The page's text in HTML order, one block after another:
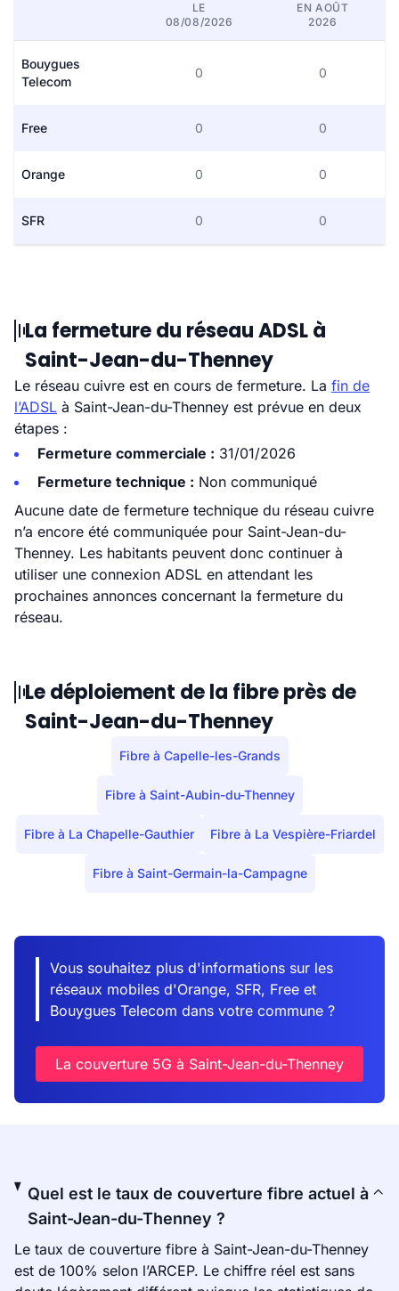
LE
08/08/2026
EN AOÛT
2026
Bouygues
Telecom
0 0
Free 0 0
Orange 0 0
SFR 0 0
La fermeture du réseau ADSL à
Saint-Jean-du-Thenney
Le réseau cuivre est en cours de fermeture. La fin de
l’ADSL à Saint-Jean-du-Thenney est prévue en deux
étapes :
Fermeture commerciale : 31/01/2026
Fermeture technique : Non communiqué
Aucune date de fermeture technique du réseau cuivre
n’a encore été communiquée pour Saint-Jean-du-
Thenney. Les habitants peuvent donc continuer à
utiliser une connexion ADSL en attendant les
prochaines annonces concernant la fermeture du
réseau.
Le déploiement de la fibre près de
Saint-Jean-du-Thenney
Fibre à Capelle-les-Grands
Fibre à Saint-Aubin-du-Thenney
Fibre à La Chapelle-Gauthier Fibre à La Vespière-Friardel
Fibre à Saint-Germain-la-Campagne
Vous souhaitez plus d'informations sur les
réseaux mobiles d'Orange, SFR, Free et
Bouygues Telecom dans votre commune ?
La couverture 5G à Saint-Jean-du-Thenney
Quel est le taux de couverture fibre actuel à
Saint-Jean-du-Thenney ?
Le taux de couverture fibre à Saint-Jean-du-Thenney
est de 100% selon l’ARCEP. Le chiffre réel est sans